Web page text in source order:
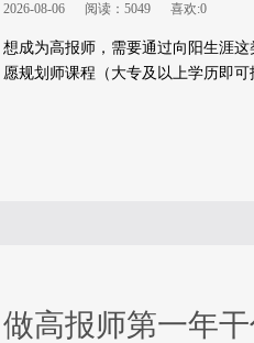
2026-08-06 阅读：5049 喜欢:0
想成为高报师，需要通过向阳生涯
愿规划师课程（大专及以上学历即
做高报师第一年干